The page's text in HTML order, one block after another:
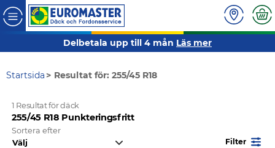
Delbetala upp till 4 mån Läs mer
Startsida Resultat för: 255/45 R18
1 Resultat för däck
255/45 R18 Punkteringsfritt
Sortera efter
Filter